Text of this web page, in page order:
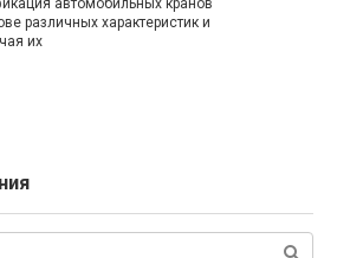
различных характеристик и
их